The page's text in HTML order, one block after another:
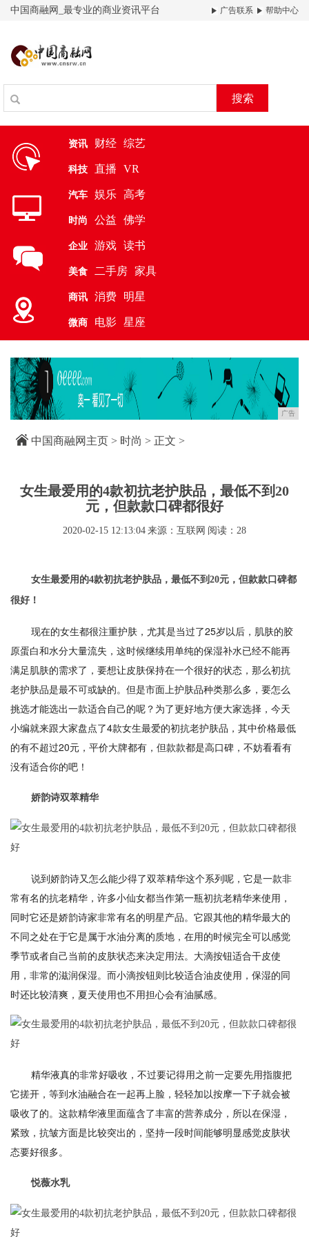
中国商融网_最专业的商业资讯平台 广告联系 帮助中心
搜索
资讯 财经 综艺
科技 直播 VR
汽车 娱乐 高考
时尚 公益 佛学
企业 游戏 读书
美食 二手房 家具
商讯 消费 明星
微商 电影 星座
广告
中国商融网主页 > 时尚 > 正文 >
女生最爱用的4款初抗老护肤品，最低不到20
元，但款款口碑都很好
2020-02-15 12:13:04 来源：互联网 阅读：28
女生最爱用的4款初抗老护肤品，最低不到20元，但款款口碑都
很好！
现在的女生都很注重护肤，尤其是当过了25岁以后，肌肤的胶
原蛋白和水分大量流失，这时候继续用单纯的保湿补水已经不能再
满足肌肤的需求了，要想让皮肤保持在一个很好的状态，那么初抗
老护肤品是最不可或缺的。但是市面上护肤品种类那么多，要怎么
挑选才能选出一款适合自己的呢？为了更好地方便大家选择，今天
小编就来跟大家盘点了4款女生最爱的初抗老护肤品，其中价格最低
的有不超过20元，平价大牌都有，但款款都是高口碑，不妨看看有
没有适合你的吧！
娇韵诗双萃精华
说到娇韵诗又怎么能少得了双萃精华这个系列呢，它是一款非
常有名的抗老精华，许多小仙女都当作第一瓶初抗老精华来使用，
同时它还是娇韵诗家非常有名的明星产品。它跟其他的精华最大的
不同之处在于它是属于水油分离的质地，在用的时候完全可以感觉
季节或者自己当前的皮肤状态来决定用法。大滴按钮适合干皮使
用，非常的滋润保湿。而小滴按钮则比较适合油皮使用，保湿的同
时还比较清爽，夏天使用也不用担心会有油腻感。
精华液真的非常好吸收，不过要记得用之前一定要先用指腹把
它搓开，等到水油融合在一起再上脸，轻轻加以按摩一下子就会被
吸收了的。这款精华液里面蕴含了丰富的营养成分，所以在保湿，
紧致，抗皱方面是比较突出的，坚持一段时间能够明显感觉皮肤状
态要好很多。
悦薇水乳